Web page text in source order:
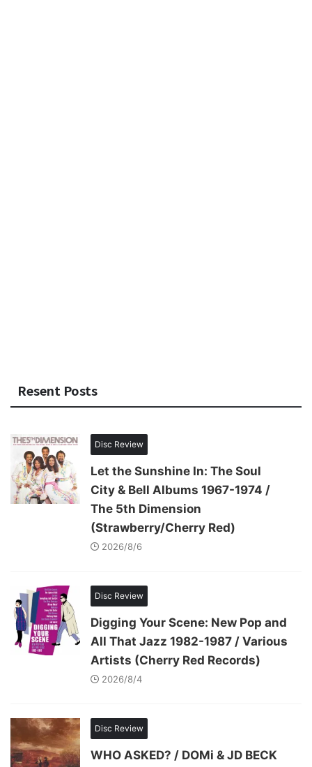
Resent Posts
Disc Review
Let the Sunshine In: The Soul
City & Bell Albums 1967-1974 /
The 5th Dimension
(Strawberry/Cherry Red)
2026/8/6
Disc Review
Digging Your Scene: New Pop and
All That Jazz 1982-1987 / Various
Artists (Cherry Red Records)
2026/8/4
Disc Review
WHO ASKED? / DOMi & JD BECK